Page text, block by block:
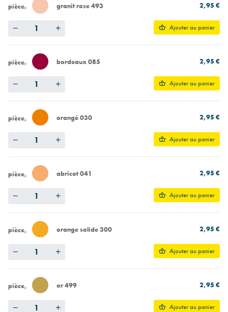
pièce granit rose 493 2,95 €
Ajouter au panier
pièce bordeaux 085 2,95 €
Ajouter au panier
pièce orangé 030 2,95 €
Ajouter au panier
pièce abricot 041 2,95 €
Ajouter au panier
pièce orange solide 300 2,95 €
Ajouter au panier
pièce or 499 2,95 €
Ajouter au panier